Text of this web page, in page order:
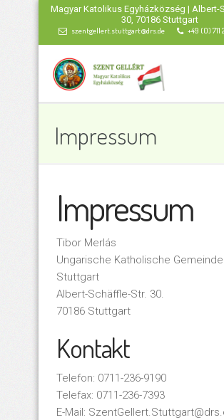
Magyar Katolikus Egyházközség | Albert-
30, 70186 Stuttgart
szentgellert.stuttgart@drs.de +49 (0) 711
Impressum
Impressum
Tibor Merlás
Ungarische Katholische Gemeinde
Stuttgart
Albert-Schäffle-Str. 30.
70186 Stuttgart
Kontakt
Telefon: 0711-236-9190
Telefax: 0711-236-7393
E-Mail: